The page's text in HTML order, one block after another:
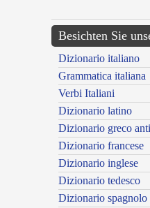
Besichten Sie
Dizionario italiano
Grammatica italiana
Verbi Italiani
Dizionario latino
Dizionario greco
Dizionario francese
Dizionario inglese
Dizionario tedesco
Dizionario spagnolo